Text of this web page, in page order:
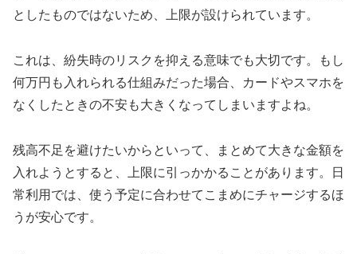
としたものではないため、上限が設けられています。
これは、紛失時のリスクを抑える意味でも大切です。もし
何万円も入れられる仕組みだった場合、カードやスマホを
なくしたときの不安も大きくなってしまいますよね。
残高不足を避けたいからといって、まとめて大きな金額を
入れようとすると、上限に引っかかることがあります。日
常利用では、使う予定に合わせてこまめにチャージするほ
うが安心です。